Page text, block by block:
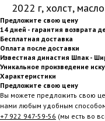
2022 г, холст,
Предложите свою цену
14 дней - гарантия возврата
Бесплатная доставка
Оплата после доставки
Известная династия Шпак -
Уникальное произведение
Характеристики
Предложите свою цену
Вы можете предложить свою
нами любым удобным
+7 922 947-59-56 (мы есть во